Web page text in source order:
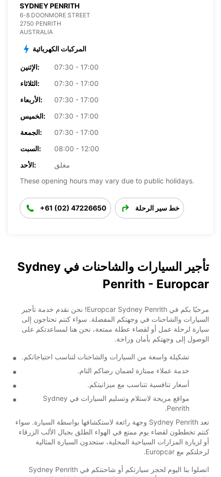
SYDNEY PENRITH
6-8 DOONMORE STREET
2750 PENRITH
AUSTRALIA
المركبات الكهربائية
الإثنين:
07:30 - 17:00
الثلاثاء:
07:30 - 17:00
الأربعاء:
07:30 - 17:00
الخميس:
07:30 - 17:00
الجمعة:
07:30 - 17:00
السبت:
08:00 - 12:00
الأحد:
مغلق
These opening hours may vary due to public holidays.
+61 (02) 47226650 خط سير الرحلة
تأجير السيارات والشاحنات في Sydney
Penrith - Europcar
مرحبًا بكم في Europcar Sydney Penrith! نحن نقدم خدمة تأجير
السيارات والشاحنات في وجهتكم المفضلة. سواء كنتم تحتاجون إلى
سيارة لرحلة عمل أو لقضاء عطلة ممتعة، نحن هنا لمساعدتكم على
الوصول إلى وجهتكم بأمان وراحة.
تشكيلة واسعة من السيارات والشاحنات لتناسب احتياجاتكم.
خدمة عملاء ممتازة لضمان رضاكم التام.
أسعار تنافسية تتناسب مع ميزانيتكم.
مواقع مريحة لاستلام وتسليم السيارات في Sydney
Penrith.
تعد Sydney Penrith وجهة رائعة لاستكشافها بواسطة السيارة. سواء
كنتم تخططون لقضاء يوم ممتع في الهواء الطلق بجبال الألب الزرقاء
أو لزيارة المزارات السياحية المحلية، ستجدون السيارة المثالية
لرحلتكم مع Europcar.
اتصلوا بنا اليوم لحجز سيارتكم أو شاحنتكم في Sydney Penrith